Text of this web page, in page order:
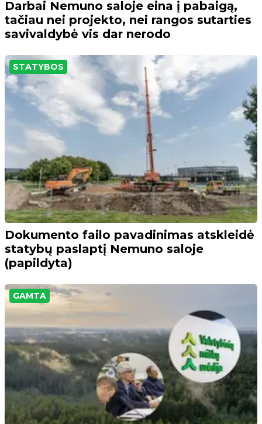
Darbai Nemuno saloje eina į pabaigą,
tačiau nei projekto, nei rangos sutarties
savivaldybė vis dar nerodo
STATYBOS
Dokumento failo pavadinimas atskleidė
statybų paslaptį Nemuno saloje
(papildyta)
GAMTA